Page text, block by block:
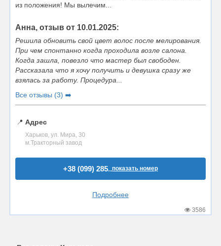
из положения! Мы вылечим...
Анна, отзыв от 10.01.2025:
Решила обновить свой цвет волос после мелирования.
При чем спонтанно когда проходила возле салона.
Когда зашла, повезло что мастер был свободен.
Рассказала что я хочу получить и девушка сразу же
взялась за работу. Процедура...
Все отзывы (3) ➡️
📍 Адрес
Харьков, ул. Мира, 30
м.Тракторный завод
+38 (099) 285..показать номер
Подробнее
3586